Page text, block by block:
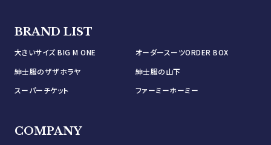
BRAND LIST
大きいサイズ BIG M ONE
オーダースーツORDER BOX
紳士服のザザホラヤ
紳士服の山下
スーパーチケット
ファーミーホーミー
COMPANY